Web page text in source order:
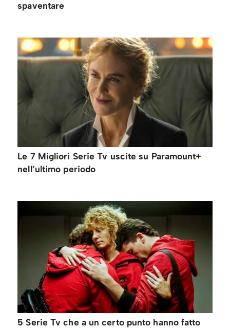
spaventare
Le 7 Migliori Serie Tv uscite su Paramount+
nell’ultimo periodo
5 Serie Tv che a un certo punto hanno fatto